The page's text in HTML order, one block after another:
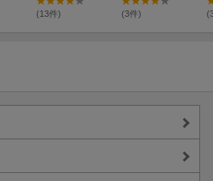
(13件) (3件)